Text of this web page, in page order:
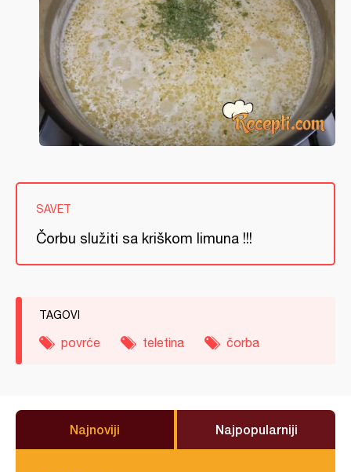
SAVET
Čorbu služiti sa kriškom limuna !!!
TAGOVI
povrće teletina čorba
Najnoviji Najpopularniji